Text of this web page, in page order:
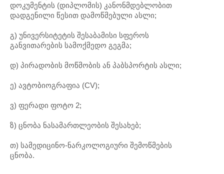
დოკუმენტის (დიპლომის) კანონმდებლობით
დადგენილი წესით დამოწმებული ასლი;
გ) უნივერსიტეტის შესაბამისი სფეროს
განვითარების სამოქმედო გეგმა;
დ) პირადობის მოწმობის ან პაბსპორტის ასლი;
ე) ავტობიოგრაფია (CV);
ვ) ფერადი ფოტო 2;
ზ) ცნობა ნასამართლეობის შესახებ;
თ) სამედიცინო-ნარკოლოგიური შემოწმების
ცნობა.